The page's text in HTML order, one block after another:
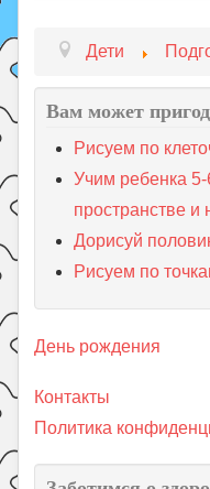
Дети
Вам может
Рисуем по
Учим ребенка 5-
пространстве и
Дорисуй
Рисуем по
День рождения
Контакты
Политика